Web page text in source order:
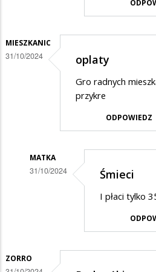
daleko......
MIESZKANIC
31/10/2024 oplaty
Gro radnych
przykre
ODPOWIEDZ
MATKA
31/10/2024
odpowiedzi
Śmieci
I płaci tylko
ZORRO